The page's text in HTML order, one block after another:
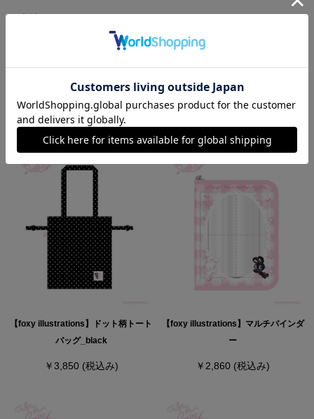
RECOMMEND
【foxy illustrations】ドット柄トート
バッグ_black
￥3,850 (税込み)
【foxy illustrations】マルチバインダ
ー
￥2,860 (税込み)